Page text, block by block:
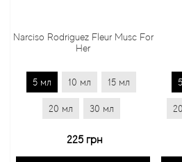
Rodriguez Fleur Musc For
5 мл 10 мл 15 мл
20 мл 30 мл
225 грн
5 мл
20 мл